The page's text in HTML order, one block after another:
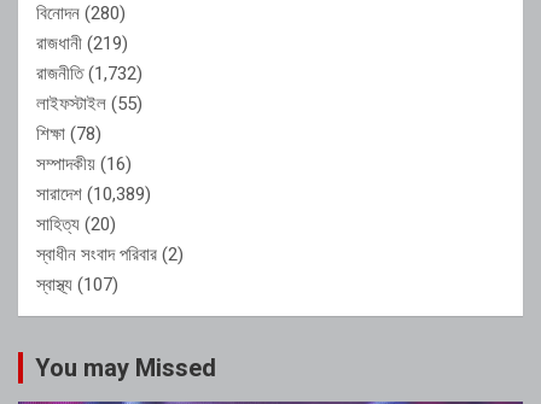
বিনোদন (280)
রাজধানী (219)
রাজনীতি(1,732)
লাইফস্টাইল (55)
শিক্ষা (78)
সম্পাদকীয় (16)
সারাদেশ (10,389)
সাহিত্য (20)
স্বাধীন সংবাদ পরিবার (2)
স্বাস্থ্য (107)
You may Missed